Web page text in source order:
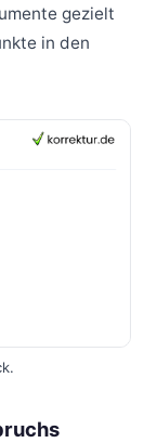
gezielt
in den